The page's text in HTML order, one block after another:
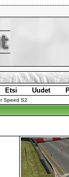
Etsi Uudet
Speed S2